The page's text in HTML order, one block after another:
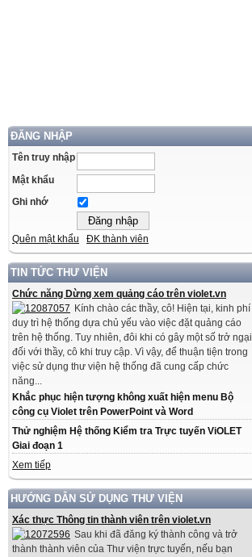
ĐĂNG NHẬP
Tên truy nhập
Mật khẩu
Ghi nhớ
Quên mật khẩu ĐK thành viên
TIN TỨC THƯ VIỆN
Chức năng Dừng xem quảng cáo trên violet.vn
Kính chào các thầy, cô! Hiện tại, kinh phí
duy trì hệ thống dựa chủ yếu vào việc đặt quảng cáo
trên hệ thống. Tuy nhiên, đôi khi có gây một số trở ngại
đối với thầy, cô khi truy cập. Vì vậy, để thuận tiện trong
việc sử dụng thư viện hệ thống đã cung cấp chức
năng...
Khắc phục hiện tượng không xuất hiện menu Bộ
công cụ Violet trên PowerPoint và Word
Thử nghiệm Hệ thống Kiểm tra Trực tuyến ViOLET
Giai đoạn 1
Xem tiếp
HƯỚNG DẪN SỬ DỤNG THƯ VIỆN
Xác thực Thông tin thành viên trên violet.vn
Sau khi đã đăng ký thành công và trở
thành thành viên của Thư viện trực tuyến, nếu bạn